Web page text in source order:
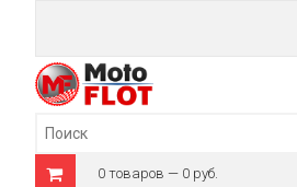
0 товаров — 0 руб.